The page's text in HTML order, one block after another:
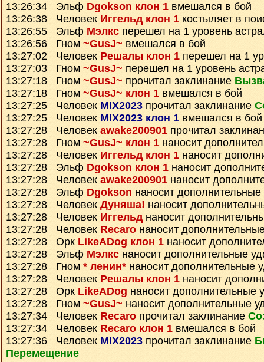
13:26:34 Эльф Dgokson клон 1 вмешался в бой
13:26:38 Человек Иггельд клон 1 костыляет в
13:26:55 Эльф Мэлкс перешел на 1 уровень
13:26:56 Гном ~GusJ~ вмешался в бой
13:27:02 Человек Решалы клон 1 перешел на 1
13:27:03 Гном ~GusJ~ перешел на 1 уровень
13:27:18 Гном ~GusJ~ прочитал заклинание
13:27:18 Гном ~GusJ~ клон 1 вмешался в бой
13:27:25 Человек MIX2023 прочитал заклинание
13:27:25 Человек MIX2023 клон 1 вмешался в бой
13:27:28 Человек awake200901 прочитал
13:27:28 Гном ~GusJ~ клон 1 наносит
13:27:28 Человек Иггельд клон 1 наносит
13:27:28 Эльф Dgokson клон 1 наносит
13:27:28 Человек awake200901 наносит
13:27:28 Эльф Dgokson наносит
13:27:28 Человек Дуняша! наносит
13:27:28 Человек Иггельд наносит
13:27:28 Человек Recaro наносит
13:27:28 Орк LikeADog клон 1 наносит
13:27:28 Эльф Мэлкс наносит дополнительные
13:27:28 Гном * ленин* наносит дополнительные
13:27:28 Человек Решалы клон 1 наносит
13:27:28 Орк LikeADog наносит дополнительные
13:27:28 Гном ~GusJ~ наносит дополнительные
13:27:34 Человек Recaro прочитал заклинание
13:27:34 Человек Recaro клон 1 вмешался в бой
13:27:36 Человек MIX2023 прочитал заклинание
Перемещение